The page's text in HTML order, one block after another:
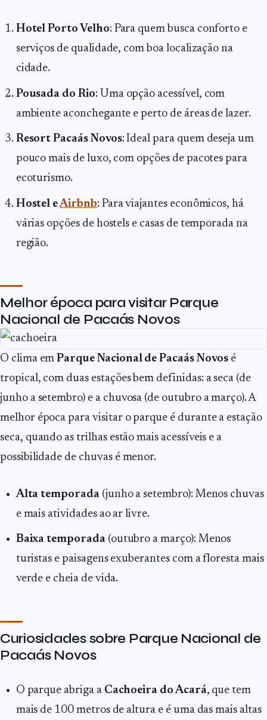
Hotel Porto Velho: Para quem busca conforto e
serviços de qualidade, com boa localização na
cidade.
Pousada do Rio: Uma opção acessível, com
ambiente aconchegante e perto de áreas de lazer.
Resort Pacaás Novos: Ideal para quem deseja um
pouco mais de luxo, com opções de pacotes para
ecoturismo.
Hostel eAirbnb: Para viajantes econômicos, há
várias opções de hostels e casas de temporada na
região.
Melhor época para visitar Parque
Nacional de Pacaás Novos
O clima emParque Nacional de Pacaás Novosé
tropical, com duas estações bem definidas: a seca (de
junho a setembro) e a chuvosa (de outubro a março). A
melhor época para visitar o parque é durante a estação
seca, quando as trilhas estão mais acessíveis e a
possibilidade de chuvas é menor.
Alta temporada(junho a setembro): Menos chuvas
e mais atividades ao ar livre.
Baixa temporada(outubro a março): Menos
turistas e paisagens exuberantes com a floresta mais
verde e cheia de vida.
Curiosidades sobre Parque Nacional de
Pacaás Novos
O parque abriga a Cachoeira do Acará, que tem
mais de 100 metros de altura e é uma das mais altas